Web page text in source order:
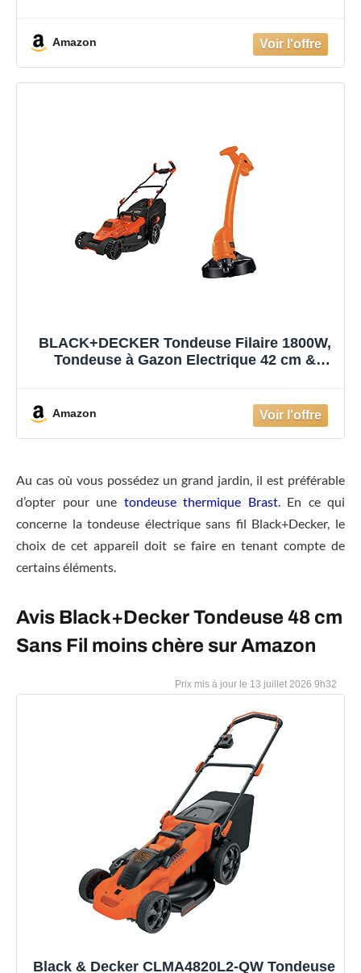
Mulching, Idéale Jusqu'à 500m²,
Amazon
BLACK+DECKER Tondeuse Filaire 1800W,
Tondeuse à Gazon Electrique 42 cm &
Poignées, Déroulement du Fil par Frappe
Amazon
Au cas où vous possédez un grand jardin, il est préférable
d’opter pour une tondeuse thermique Brast. En ce qui
concerne la tondeuse électrique sans fil Black+Decker, le
choix de cet appareil doit se faire en tenant compte de
certains éléments.
Avis Black+Decker Tondeuse 48 cm
Sans Fil moins chère sur Amazon
13 juillet 2026 9h32
Black & Decker CLMA4820L2-QW Tondeuse